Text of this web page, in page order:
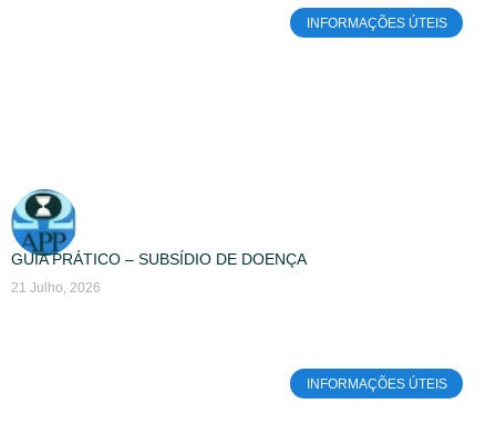
INFORMAÇÕES ÚTEIS
GUIA PRÁTICO – SUBSÍDIO DE DOENÇA
21 Julho, 2026
INFORMAÇÕES ÚTEIS